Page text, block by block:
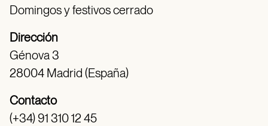
Domingos y festivos cerrado
Dirección
Génova 3
28004 Madrid (España)
Contacto
(+34) 91 310 12 45